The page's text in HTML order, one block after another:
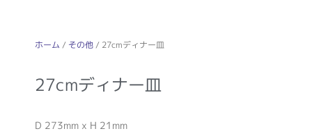
ホーム / その他/ 27cmディナー皿
27cmディナー皿
D 273mm x H 21mm